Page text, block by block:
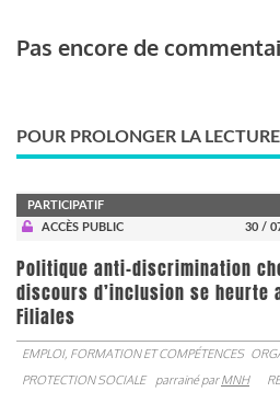
Pas encore de
POUR PROLONGER LA LECTURE
PARTICIPATIF
ACCÈS PUBLIC
30 /
Politique anti-discrimination
discours d’inclusion se heurte
Filiales
EMPLOI, FORMATION ET COMPÉTENCES
PROTECTION SOCIALE
parrainé parMNH